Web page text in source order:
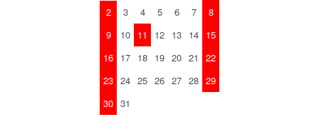
2
3 4 5 6 7
8
9
10 11 12 13 14 15
16 17 18 19 20 21
22
23 24 25 26 27 28 29
30 31